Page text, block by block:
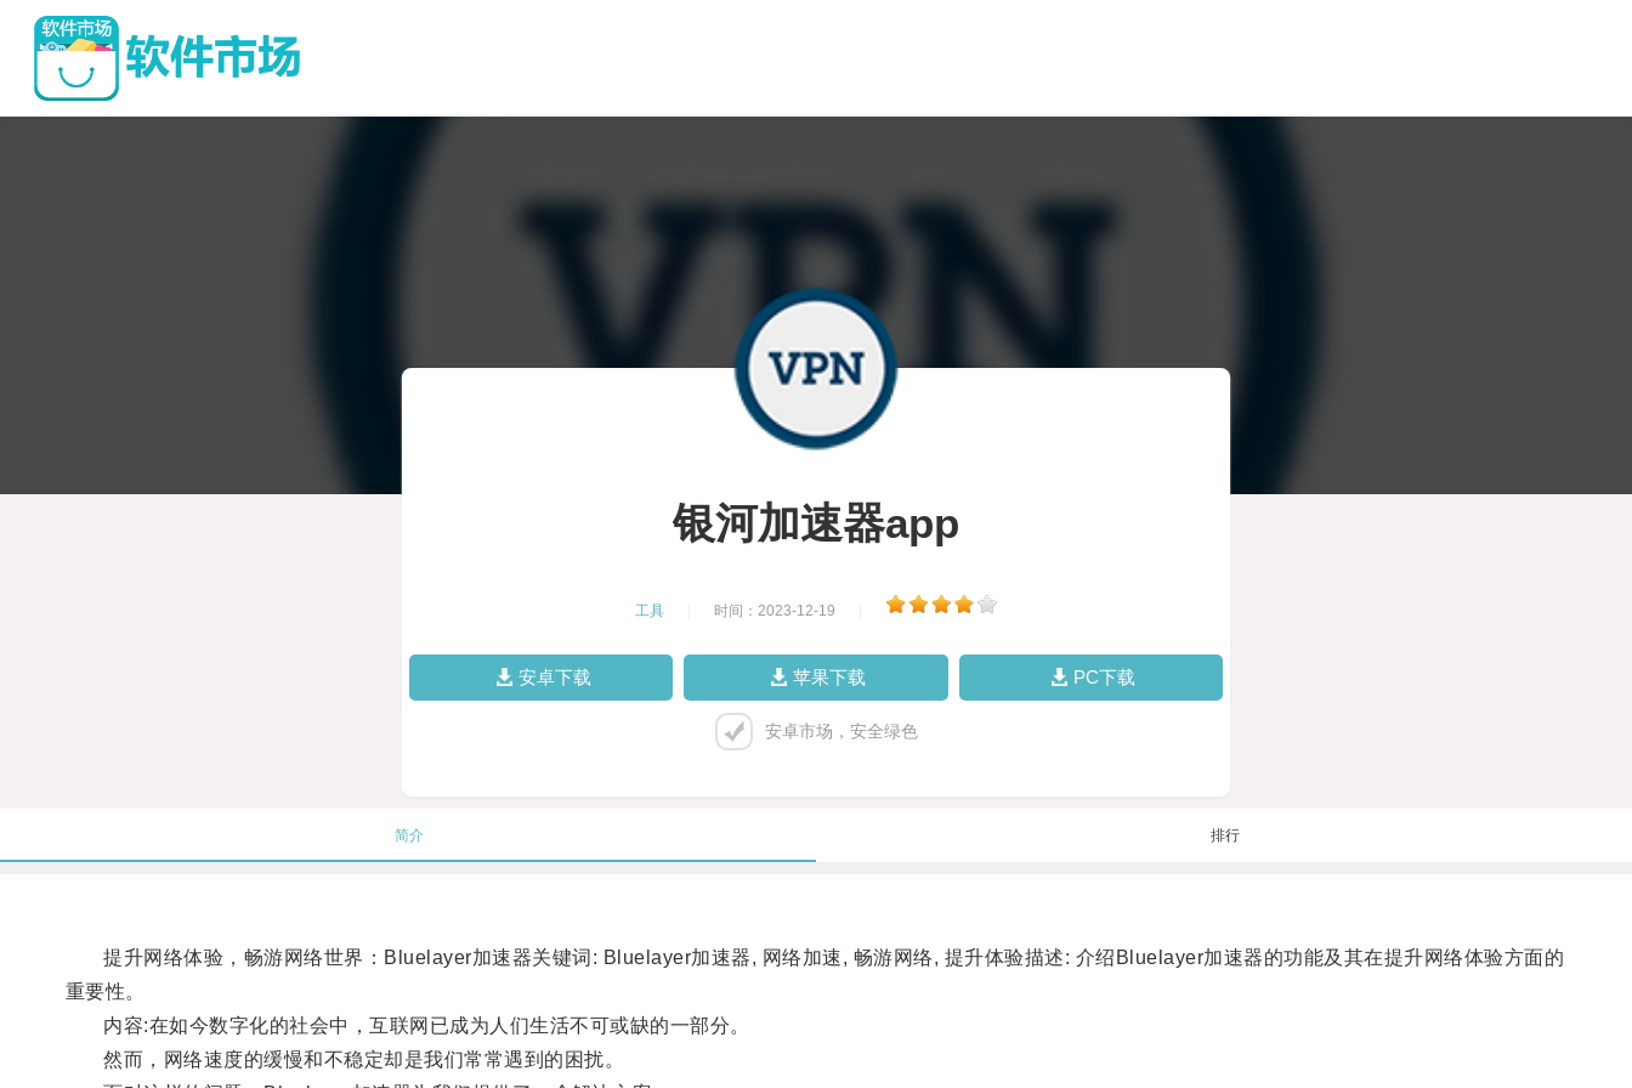
银河加速器app
工具 时间：2023-12-19
安卓下载 苹果下载 PC下载
安卓市场，安全绿色
简介 排行
提升网络体验，畅游网络世界：Bluelayer加速器关键词: Bluelayer加速器, 网络加速, 畅游网络, 提升体验描述: 介绍Bluelayer加速器的功能及其在提升网络体验方面的
重要性。
内容:在如今数字化的社会中，互联网已成为人们生活不可或缺的一部分。
然而，网络速度的缓慢和不稳定却是我们常常遇到的困扰。